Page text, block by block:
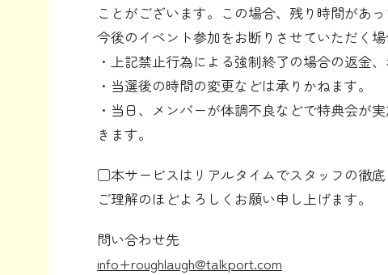
ことがございます。この場合、残り時間があ
今後のイベント参加をお断りさせていただく場
・上記禁止行為による強制終了の場合の返金
・当選後の時間の変更などは承りかねます。
・当日、メンバーが体調不良などで特典会が
きます。
□本サービスはリアルタイムでスタッフの徹底
ご理解のほどよろしくお願い申し上げます。
問い合わせ先
info+roughlaugh@talkport.com